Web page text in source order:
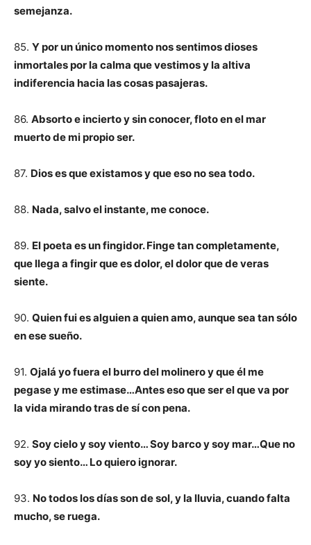
semejanza.
85. Y por un único momento nos sentimos dioses
inmortales por la calma que vestimos y la altiva
indiferencia hacia las cosas pasajeras.
86. Absorto e incierto y sin conocer, floto en el mar
muerto de mi propio ser.
87. Dios es que existamos y que eso no sea todo.
88. Nada, salvo el instante, me conoce.
89. El poeta es un fingidor. Finge tan completamente,
que llega a fingir que es dolor, el dolor que de veras
siente.
90. Quien fui es alguien a quien amo, aunque sea tan sólo
en ese sueño.
91. Ojalá yo fuera el burro del molinero y que él me
pegase y me estimase…Antes eso que ser el que va por
la vida mirando tras de sí con pena.
92. Soy cielo y soy viento… Soy barco y soy mar…Que no
soy yo siento… Lo quiero ignorar.
93. No todos los días son de sol, y la lluvia, cuando falta
mucho, se ruega.